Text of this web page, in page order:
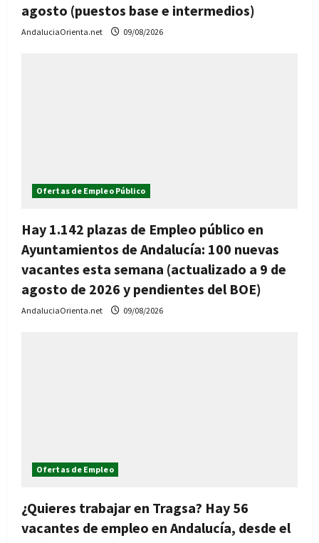
agosto (puestos base e intermedios)
AndaluciaOrienta.net 09/08/2026
Ofertas de Empleo Público
Hay 1.142 plazas de Empleo público en
Ayuntamientos de Andalucía: 100 nuevas
vacantes esta semana (actualizado a 9 de
agosto de 2026 y pendientes del BOE)
AndaluciaOrienta.net 09/08/2026
Ofertas de Empleo
¿Quieres trabajar en Tragsa? Hay 56
vacantes de empleo en Andalucía, desde el